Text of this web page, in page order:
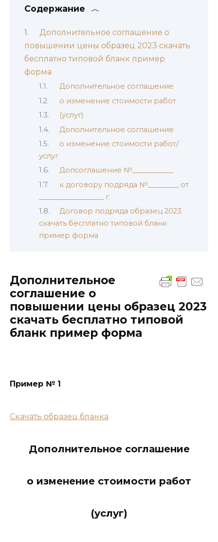
Содержание
Дополнительное соглашение о
повышении цены образец 2023 скачать
бесплатно типовой бланк пример
форма
Дополнительное соглашение
о изменение стоимости работ
(услуг)
Дополнительное соглашение
о изменение стоимости работ/
услуг
Допсоглашение №____________
к договору подряда №_________ от
___________________ г.
Договор подряда образец 2023
скачать бесплатно типовой бланк
пример форма
Дополнительное
соглашение о
повышении цены образец 2023
скачать бесплатно типовой
бланк пример форма
Пример № 1
Скачать образец бланка
Дополнительное соглашение
о изменение стоимости работ
(услуг)